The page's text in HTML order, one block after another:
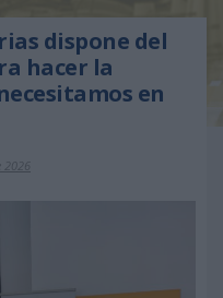
dispone del
hacer la
en